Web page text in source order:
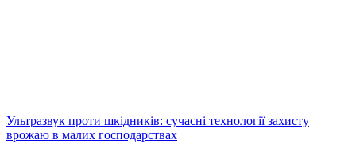
Ультразвук проти шкідників: сучасні технології захисту
врожаю в малих господарствах